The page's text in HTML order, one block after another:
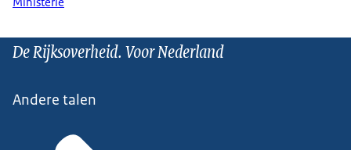
De Rijksoverheid. Voor Nederland
Andere talen